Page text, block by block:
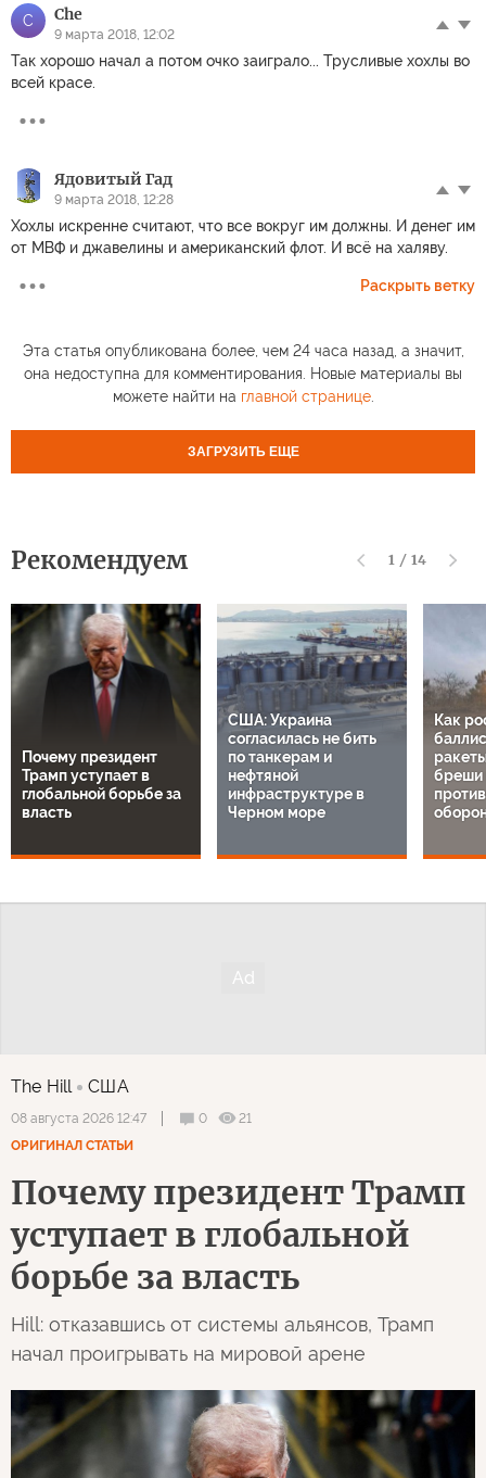
C Che
9 марта 2018, 12:02
Так хорошо начал а потом очко заиграло... Трусливые хохлы во
всей красе.
Ядовитый Гад
9 марта 2018, 12:28
Хохлы искренне считают, что все вокруг им должны. И денег им
от МВФ и джавелины и американский флот. И всё на халяву.
Раскрыть ветку
Эта статья опубликована более, чем 24 часа назад, а значит,
она недоступна для комментирования. Новые материалы вы
можете найти на главной странице.
ЗАГРУЗИТЬ ЕЩЕ
Рекомендуем 1 / 14
Почему президент
Трамп уступает в
глобальной борьбе за
власть
США: Украина
согласилась не бить
по танкерам и
нефтяной
инфраструктуре в
Черном море
Как
бреши
The Hill США
08 августа 2026 12:47 0
21
ОРИГИНАЛ СТАТЬИ
Почему президент Трамп
уступает в глобальной
борьбе за власть
Hill: отказавшись от системы альянсов, Трамп
начал проигрывать на мировой арене